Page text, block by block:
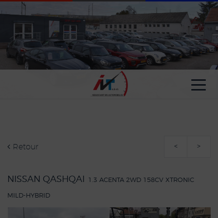
Retour < >
NISSAN QASHQAI 1.3 ACENTA 2WD 158CV XTRONIC
MILD-HYBRID
Paramètres avancés des cookies